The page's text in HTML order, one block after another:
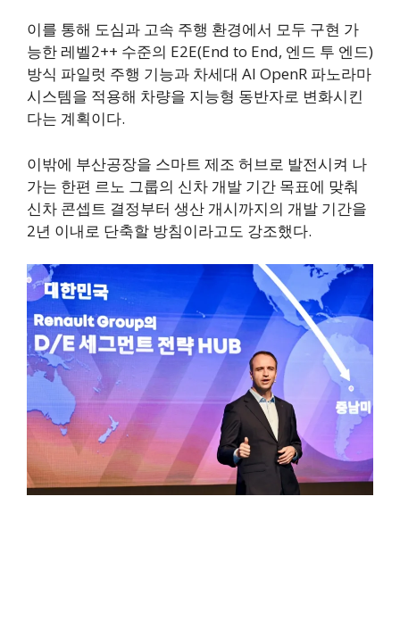
이를 통해 도심과 고속 주행 환경에서 모두 구현 가
능한 레벨2++ 수준의 E2E(End to End, 엔드 투 엔드)
방식 파일럿 주행 기능과 차세대 AI OpenR 파노라마
시스템을 적용해 차량을 지능형 동반자로 변화시킨
다는 계획이다.
이밖에 부산공장을 스마트 제조 허브로 발전시켜 나
가는 한편 르노 그룹의 신차 개발 기간 목표에 맞춰
신차 콘셉트 결정부터 생산 개시까지의 개발 기간을
2년 이내로 단축할 방침이라고도 강조했다.